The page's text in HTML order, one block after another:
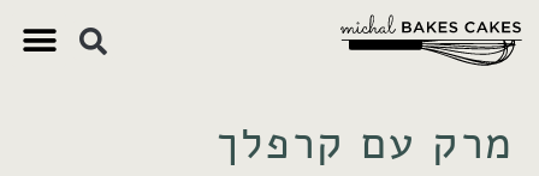
מרק עם קרפלך